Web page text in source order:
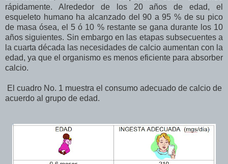
rápidamente. Alrededor de los 20 años de edad, el
esqueleto humano ha alcanzado del 90 a 95 % de su pico
de masa ósea, el 5 ó 10 % restante se gana durante los 10
años siguientes. Sin embargo en las etapas subsecuentes a
la cuarta década las necesidades de calcio aumentan con la
edad, ya que el organismo es menos eficiente para absorber
calcio.
El cuadro No. 1 muestra el consumo adecuado de calcio de
acuerdo al grupo de edad.